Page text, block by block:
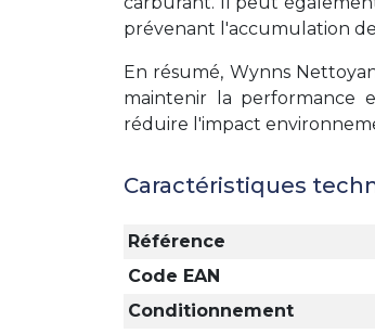
prévenant l'accumulation
En résumé, Wynns
maintenir la performance
réduire l'impact
Caractéristiques
Référence
Code EAN
Conditionnement